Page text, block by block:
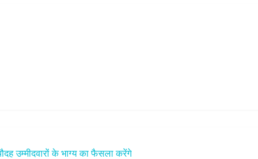
उम्मीदवारों के भाग्य का फैसला करेंगे